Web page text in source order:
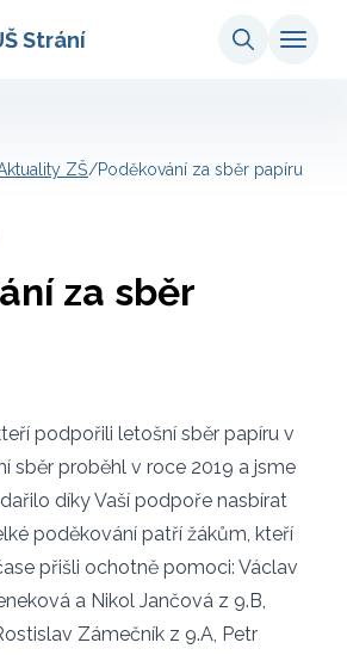
Strání
ZŠ/Poděkování za sběr papíru
za sběr
podpořili letošní sběr papíru v
sběr proběhl v roce 2019 a jsme
díky Vaší podpoře nasbírat
poděkování patří žákům, kteří
přišli ochotně pomoci: Václav
a Nikol Jančová z 9.B,
Zámečník z 9.A, Petr